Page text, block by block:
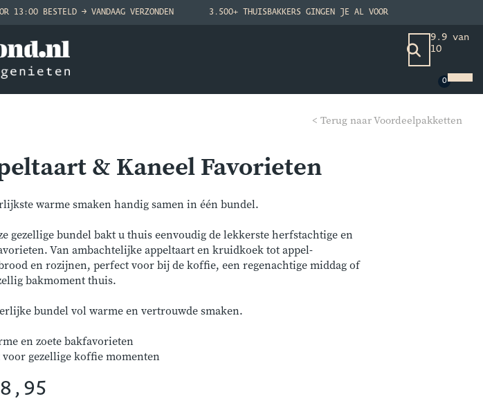
13:00 BESTELD → VANDAAG VERZONDEN 3.500+ THUISBAKKERS GINGEN JE AL VOOR
9.9 van
10
< Terug naar Voordeelpakketten
& Kaneel Favorieten
warme smaken handig samen in één bundel.
gezellige bundel bakt u thuis eenvoudig de lekkerste herfstachtige en
Van ambachtelijke appeltaart en kruidkoek tot appel-
en rozijnen, perfect voor bij de koffie, een regenachtige middag of
bakmoment thuis.
bundel vol warme en vertrouwde smaken.
en zoete bakfavorieten
voor gezellige koffie momenten